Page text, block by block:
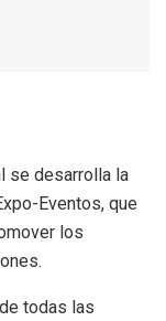
se desarrolla la
Eventos, que
los
todas las